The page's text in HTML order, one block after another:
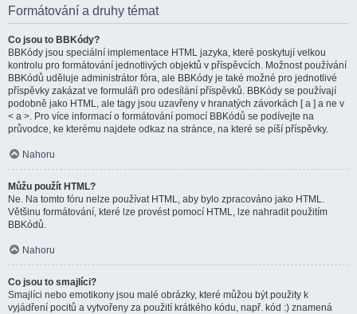
Formátování a druhy témat
Co jsou to BBKódy?
BBKódy jsou speciální implementace HTML jazyka, které poskytují velkou
kontrolu pro formátování jednotlivých objektů v příspěvcích. Možnost používání
BBKódů uděluje administrátor fóra, ale BBKódy je také možné pro jednotlivé
příspěvky zakázat ve formuláři pro odesílání příspěvků. BBKódy se používají
podobně jako HTML, ale tagy jsou uzavřeny v hranatých závorkách [ a ] a ne v
< a >. Pro více informací o formátování pomocí BBKódů se podívejte na
průvodce, ke kterému najdete odkaz na stránce, na které se píší příspěvky.
Nahoru
Můžu použít HTML?
Ne. Na tomto fóru nelze používat HTML, aby bylo zpracováno jako HTML.
Většinu formátování, které lze provést pomocí HTML, lze nahradit použitím
BBKódů.
Nahoru
Co jsou to smajlíci?
Smajlíci nebo emotikony jsou malé obrázky, které můžou být použity k
vyjádření pocitů a vytvořeny za použití krátkého kódu, např. kód :) znamená